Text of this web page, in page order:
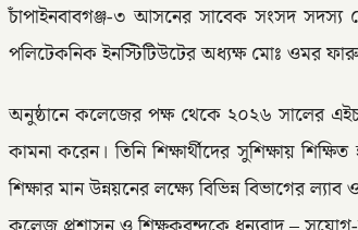
চাঁপাইনবাবগঞ্জ-৩ আসনের সাবেক সংসদ সদস্য
পলিটেকনিক ইনস্টিটিউটের অধ্যক্ষ মোঃ ওমর
অনুষ্ঠানে কলেজের পক্ষ থেকে ২০২৬ সালের
কামনা করেন। তিনি শিক্ষার্থীদের সুশিক্ষায়
শিক্ষার মান উন্নয়নের লক্ষ্যে বিভিন্ন বিভাগের